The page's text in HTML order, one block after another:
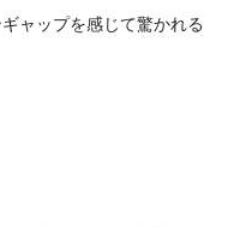
ャップを感じて驚かれる